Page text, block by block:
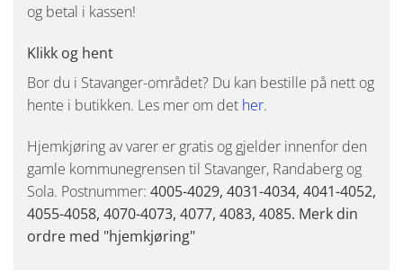
og betal i kassen!
Klikk og hent
Bor du i Stavanger-området? Du kan bestille på nett og
hente i butikken. Les mer om det her.
Hjemkjøring av varer er gratis og gjelder innenfor den
gamle kommunegrensen til Stavanger, Randaberg og
Sola. Postnummer: 4005-4029, 4031-4034, 4041-4052,
4055-4058, 4070-4073, 4077, 4083, 4085. Merk din
ordre med "hjemkjøring"